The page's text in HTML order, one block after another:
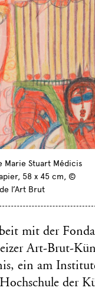
Marie Stuart Médicis
58 x 45 cm, ©
l’Art Brut
mit der
Art-Brut-
ein am
der